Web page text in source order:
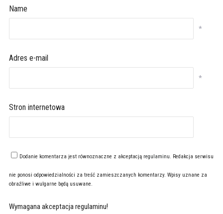
Name
*
Adres e-mail
*
Stron internetowa
Dodanie komentarza jest równoznaczne z akceptacją regulaminu. Redakcja serwisu
nie ponosi odpowiedzialności za treść zamieszczanych komentarzy. Wpisy uznane za
obraźliwe i wulgarne będą usuwane.
Wymagana akceptacja regulaminu!